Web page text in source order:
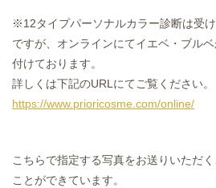
※12タイプパーソナルカラー診断は受
ですが、オンラインにてイエベ・ブル
付けております。
詳しくは下記のURLにてご覧ください。
https://www.prioricosme.com/online/
こちらで指定する写真をお送りいただ
ことができています。